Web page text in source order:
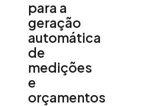
para a
geração
automática
de
medições
e
orçamentos